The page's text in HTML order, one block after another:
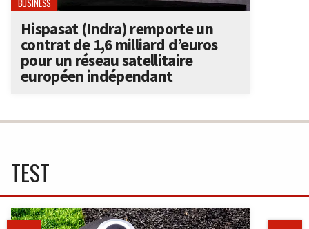
BUSINESS
Hispasat (Indra) remporte un
contrat de 1,6 milliard d’euros
pour un réseau satellitaire
européen indépendant
TEST